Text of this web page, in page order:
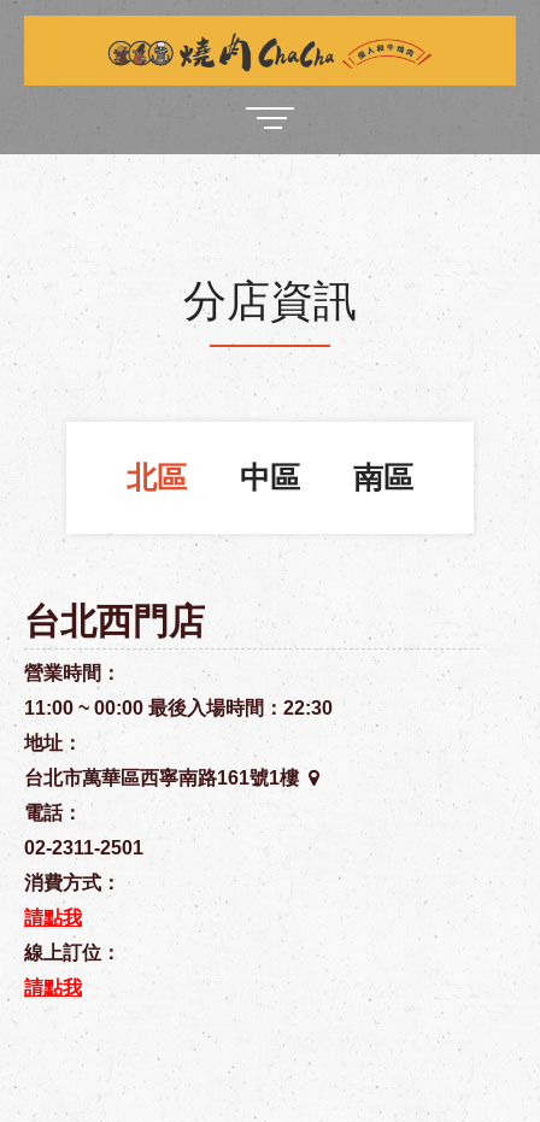
分店資訊
北區 中區 南區
台北西門店
營業時間：
11:00 ~ 00:00 最後入場時間：22:30
地址：
台北市萬華區西寧南路161號1樓
電話：
02-2311-2501
消費方式：
請點我
線上訂位：
請點我